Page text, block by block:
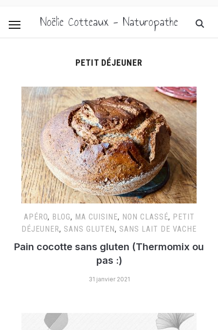
Noëlie Cotteaux - Naturopathe
PETIT DÉJEUNER
APÉRO, BLOG, MA CUISINE, NON CLASSÉ, PETIT
DÉJEUNER, SANS GLUTEN, SANS LAIT DE VACHE
Pain cocotte sans gluten (Thermomix ou
pas :)
31 janvier 2021